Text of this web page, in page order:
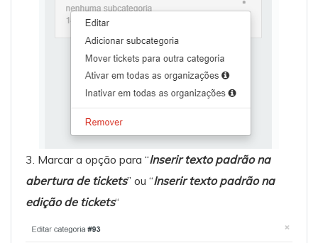
3. Marcar a opção para “Inserir texto padrão na
abertura de tickets” ou “Inserir texto padrão na
edição de tickets“